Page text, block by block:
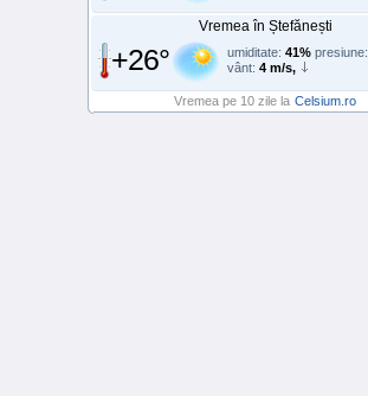
Vremea în Ștefănești
+26° umiditate: 41% presiune:
vânt: 4 m/s,
Vremea pe 10 zile la Celsium.ro